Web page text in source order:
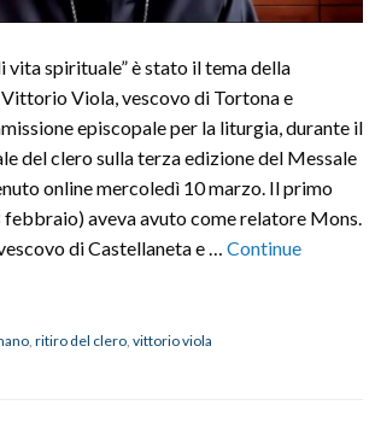
vita spirituale” è stato il tema della
Viola, vescovo di Tortona e
episcopale per la liturgia, durante il
del clero sulla terza edizione del Messale
online mercoledì 10 marzo. Il primo
aveva avuto come relatore Mons.
di Castellaneta e … Continue
ritiro del clero vittorio viola